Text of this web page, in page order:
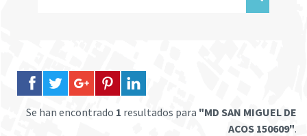
Se han encontrado 1 resultados para "MD SAN MIGUEL DE
ACOS 150609".